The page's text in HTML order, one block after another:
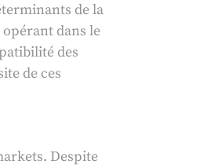
de la
dans le
des
de ces
Despite